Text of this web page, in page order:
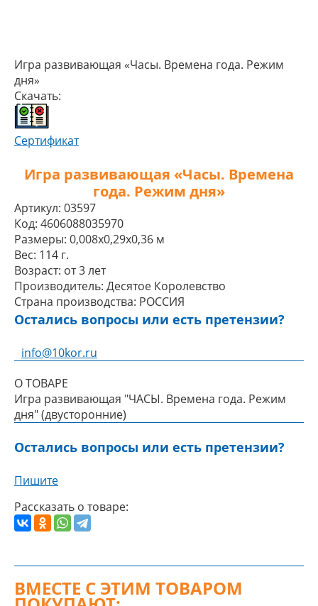
Игра развивающая «Часы. Времена года. Режим
дня»
Скачать:
Сертификат
Игра развивающая «Часы. Времена
года. Режим дня»
Артикул: 03597
Код: 4606088035970
Размеры: 0,008x0,29x0,36 м
Вес: 114 г.
Возраст: от 3 лет
Производитель: Десятое Королевство
Страна производства: РОССИЯ
Остались вопросы или есть претензии?
info@10kor.ru
О ТОВАРЕ
Игра развивающая "ЧАСЫ. Времена года. Режим
дня" (двусторонние)
Остались вопросы или есть претензии?
Пишите
Рассказать о товаре:
ВМЕСТЕ С ЭТИМ ТОВАРОМ